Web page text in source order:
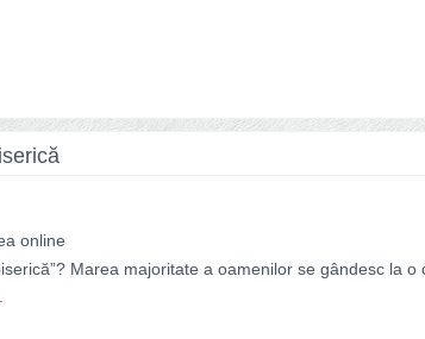
online
Marea majoritate a oamenilor se gândesc la o